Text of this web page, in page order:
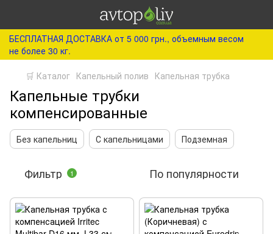
БЕСПЛАТНАЯ ДОСТАВКА от 5 000 грн., объемным весом
не более 30 кг.
🛒 Каталог Капельный полив Капельная трубка
Капельные трубки
компенсированные
Без капельниц С капельницами Подземная
Фильтр 1 По популярности